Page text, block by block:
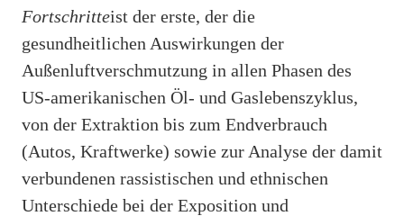
Fortschritteist der erste, der die
gesundheitlichen Auswirkungen der
Außenluftverschmutzung in allen Phasen des
US-amerikanischen Öl- und Gaslebenszyklus,
von der Extraktion bis zum Endverbrauch
(Autos, Kraftwerke) sowie zur Analyse der damit
verbundenen rassistischen und ethnischen
Unterschiede bei der Exposition und